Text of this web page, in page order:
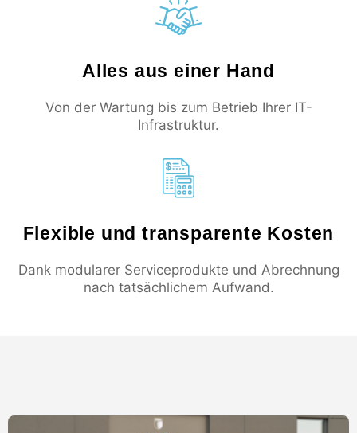
Alles aus einer Hand
Von der Wartung bis zum Betrieb Ihrer IT-
Infrastruktur.
Flexible und transparente Kosten
Dank modularer Serviceprodukte und Abrechnung
nach tatsächlichem Aufwand.